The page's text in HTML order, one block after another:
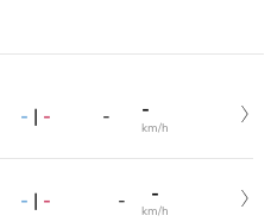
- | - - -
km/h
- | - - -
km/h